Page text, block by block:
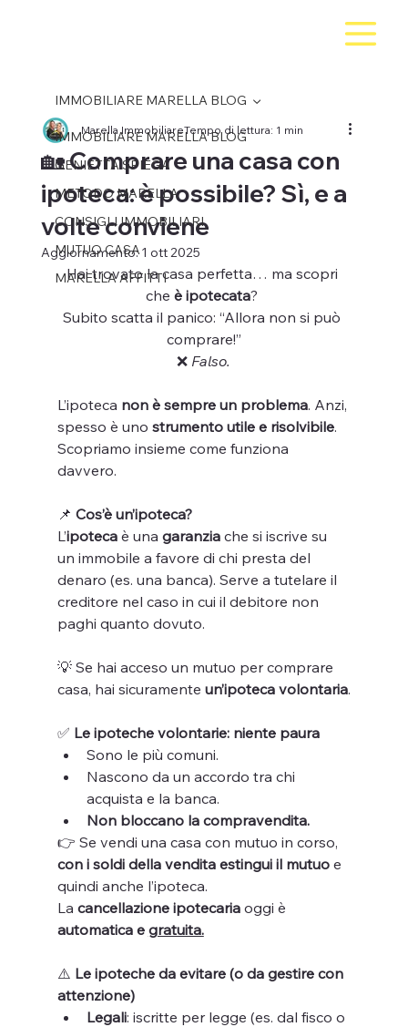
IMMOBILIARE MARELLA BLOG
GENIETTA SPIEGA
METODO MARELLA
CONSIGLI IMMOBILIARI
MUTUO CASA
MARELLA AFFITTI
IMMOBILIARE MARELLA BLOG
🏡 Comprare una casa con
ipoteca: è possibile? Sì, e a
volte conviene
Marella ImmobiliareTempo di lettura: 1 min
Aggiornamento:1 ott 2025
Hai trovato la casa perfetta… ma scopri
che è ipotecata?
Subito scatta il panico: “Allora non si può
comprare!”
❌ Falso.
L’ipoteca non è sempre un problema. Anzi,
spesso è uno strumento utile e risolvibile.
Scopriamo insieme come funziona
davvero.
📌 Cos’è un’ipoteca?
L’ipoteca è una garanzia che si iscrive su
un immobile a favore di chi presta del
denaro (es. una banca). Serve a tutelare il
creditore nel caso in cui il debitore non
paghi quanto dovuto.
💡 Se hai acceso un mutuo per comprare
casa, hai sicuramente un’ipoteca volontaria.
✅ Le ipoteche volontarie: niente paura
Sono le più comuni.
Nascono da un accordo tra chi
acquista e la banca.
Non bloccano la compravendita.
👉 Se vendi una casa con mutuo in corso,
con i soldi della vendita estingui il mutuo e
quindi anche l’ipoteca.
La cancellazione ipotecaria oggi è
automatica e gratuita.
⚠️ Le ipoteche da evitare (o da gestire con
attenzione)
Legali: iscritte per legge (es. dal fisco o